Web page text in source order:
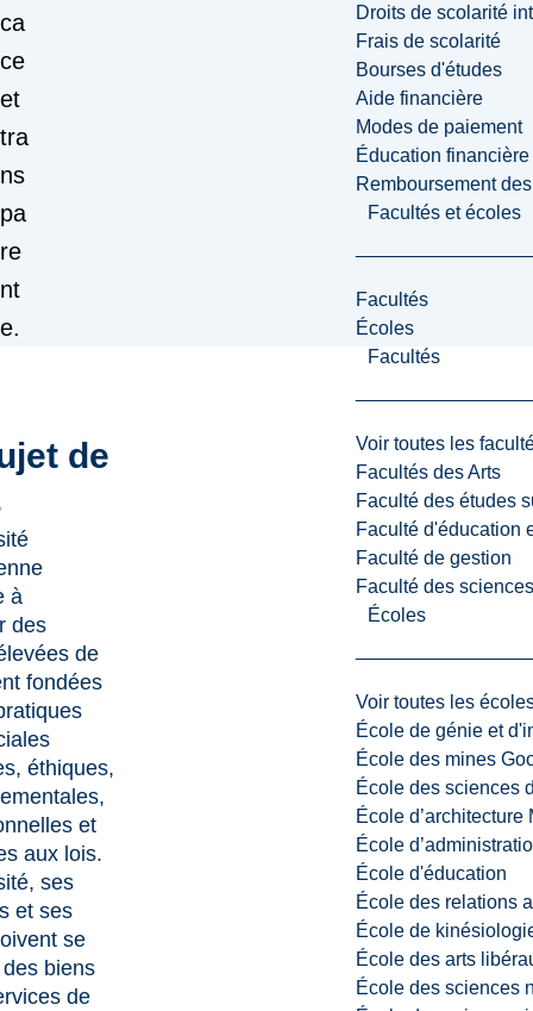
Droits de scolarité
Frais de scolarité
Bourses d'études
Aide financière
Modes de paiement
Éducation financière
Remboursement
Facultés et écoles
Facultés
Écoles
Facultés
Voir toutes les
Facultés des Arts
Faculté des études
Faculté d'éducation
Faculté de gestion
Faculté des
Écoles
Voir toutes les
École de génie et
École des mines
École des sciences
École d’architecture
École
École d'éducation
École des relations
École de
École des arts
École des sciences
ca
ce
et
tra
ns
pa
re
nt
e.
de
à
des
de
fondées
éthiques,
et
aux lois.
ses
et ses
se
biens
de